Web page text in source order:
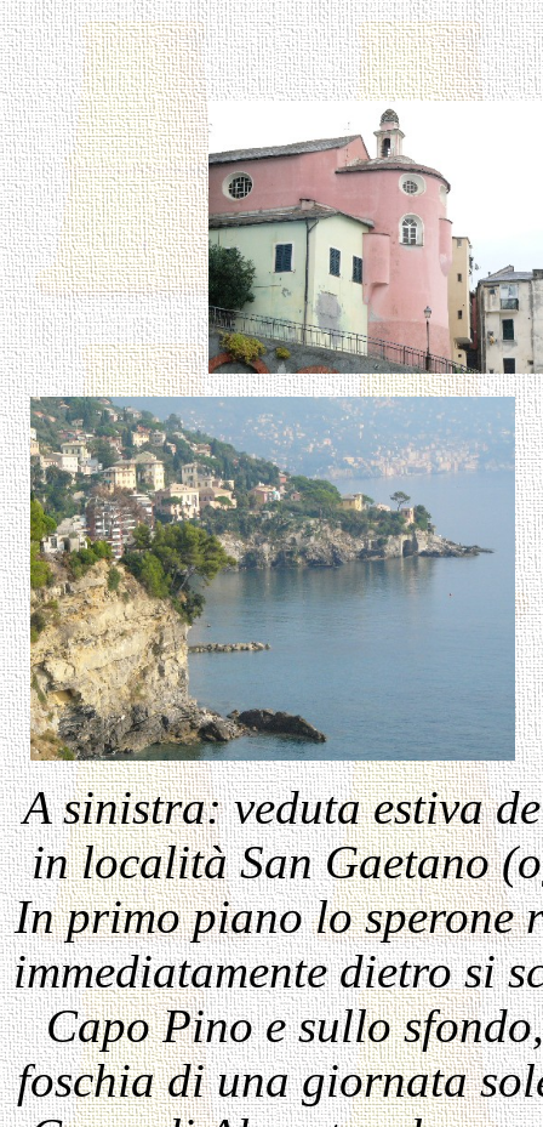
A sinistra: veduta estiva
in località San Gaetano
In primo piano lo sperone
immediatamente dietro si
Capo Pino e sullo
foschia di una giornata